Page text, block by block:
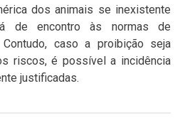
dos animais se inexistente
de encontro às normas de
caso a proibição seja
riscos, é possível a incidência
justificadas.